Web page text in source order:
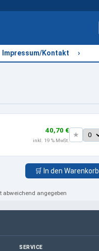
Impressum/Kontakt ›
40,70 €
inkl. 19 % MwSt.
★
🛒 In den Warenkorb
abweichend angegeben
SERVICE